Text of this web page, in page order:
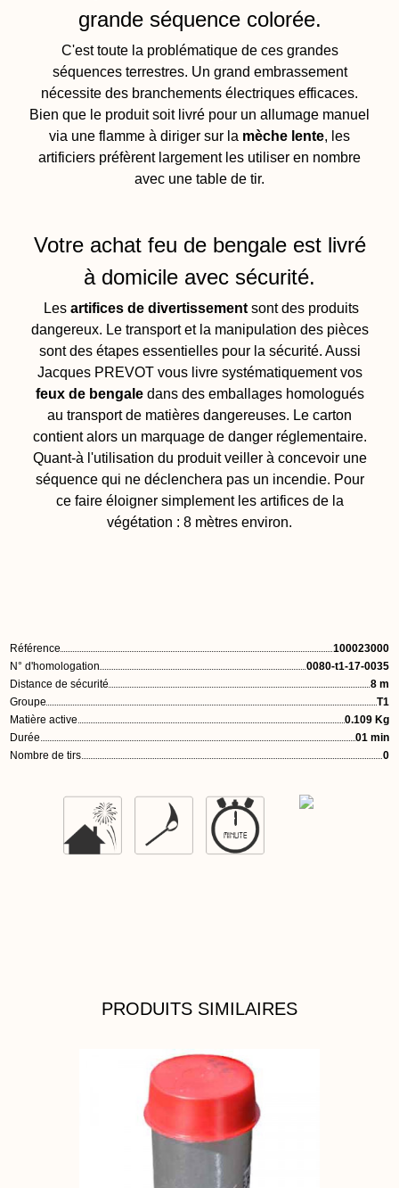
grande séquence colorée.
C'est toute la problématique de ces grandes
séquences terrestres. Un grand embrassement
nécessite des branchements électriques efficaces.
Bien que le produit soit livré pour un allumage manuel
via une flamme à diriger sur la mèche lente, les
artificiers préfèrent largement les utiliser en nombre
avec une table de tir.
Votre achat feu de bengale est livré
à domicile avec sécurité.
Les artifices de divertissement sont des produits
dangereux. Le transport et la manipulation des pièces
sont des étapes essentielles pour la sécurité. Aussi
Jacques PREVOT vous livre systématiquement vos
feux de bengaledans des emballages homologués
au transport de matières dangereuses. Le carton
contient alors un marquage de danger réglementaire.
Quant-à l'utilisation du produit veiller à concevoir une
séquence qui ne déclenchera pas un incendie. Pour
ce faire éloigner simplement les artifices de la
végétation : 8 mètres environ.
Référence
100023000
N° d'homologation
0080-t1-17-0035
Distance de sécurité
8 m
Groupe
T1
Matière active
0.109 Kg
Durée
01 min
Nombre de tirs
0
1
MINUTE
PRODUITS SIMILAIRES